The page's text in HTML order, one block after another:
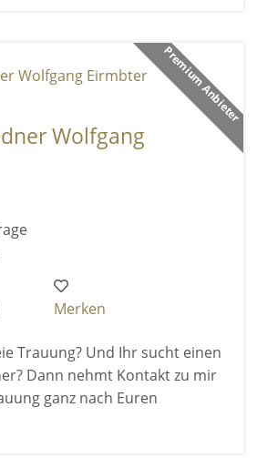
Premium Anbieter
Wolfgang
Merken
Trauung? Und Ihr sucht einen
Dann nehmt Kontakt zu mir
ganz nach Euren